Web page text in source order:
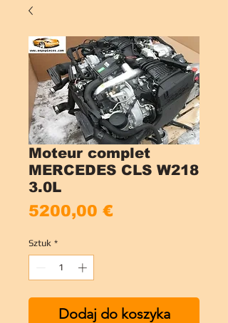
Moteur complet
MERCEDES CLS W218
3.0L
5200,00 €
Sztuk *
Dodaj do koszyka